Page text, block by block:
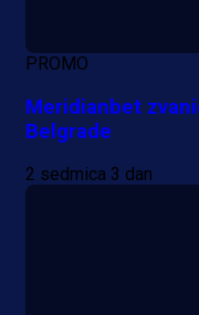
PROMO
Meridianbet
Belgrade
2 sedmica 3 dan